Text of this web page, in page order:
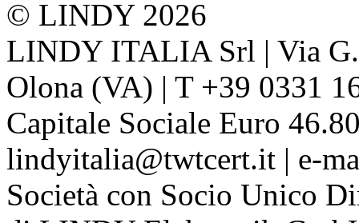
© LINDY 2026
LINDY ITALIA Srl | Via
Olona (VA) | T +39 0331
Capitale Sociale Euro
lindyitalia@twtcert.it | e-
Società con Socio Unico